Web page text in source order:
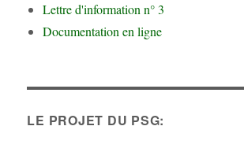
Lettre d'information n° 3
Documentation en ligne
LE PROJET DU PSG: